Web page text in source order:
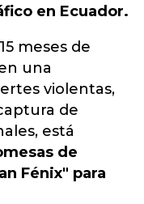
en Ecuador.
meses de
una
violentas,
de
está
de
Fénix" para